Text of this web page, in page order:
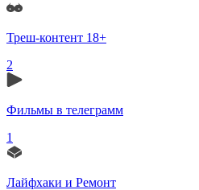
Треш-контент 18+
2
Фильмы в телеграмм
1
Лайфхаки и Ремонт